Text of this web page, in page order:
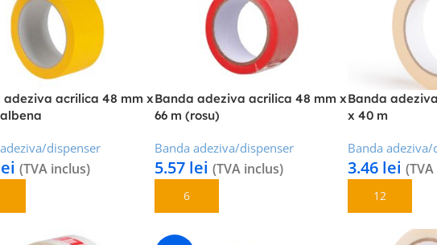
adeziva acrilica 48 mm x
dispenser
(TVA inclus)
În Coș
Banda adeziva acrilica 48 mm x
66 m (rosu)
Banda adeziva/dispenser
5.57 lei (TVA inclus)
Adaugă În Coș
Banda
x 40 m
Banda
3.46 lei
Adaugă În Coș